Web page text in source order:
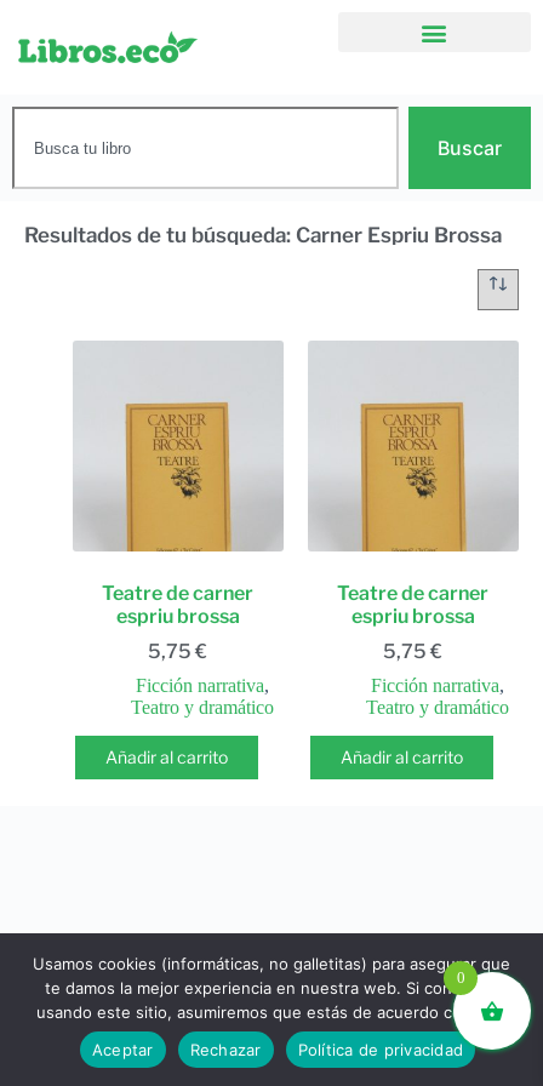
Buscar
Resultados de tu búsqueda: Carner Espriu Brossa
Teatre de carner
espriu brossa
5,75€
Ficción narrativa,
Teatro y dramático
Añadir al carrito
Teatre de carner
espriu brossa
5,75€
Ficción narrativa,
Teatro y dramático
Añadir al carrito
libros.eco © - Desde Barcelona para el mundo 💚 |
Devoluciones y reembolsos|Política de Privacidad
0
Usamos cookies (informáticas, no galletitas) para asegurar que
te damos la mejor experiencia en nuestra web. Si continúas
usando este sitio, asumiremos que estás de acuerdo con ello.
Aceptar
Rechazar Política de privacidad